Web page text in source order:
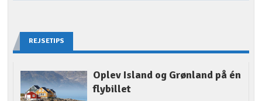
REJSETIPS
Oplev Island og Grønland på én
flybillet